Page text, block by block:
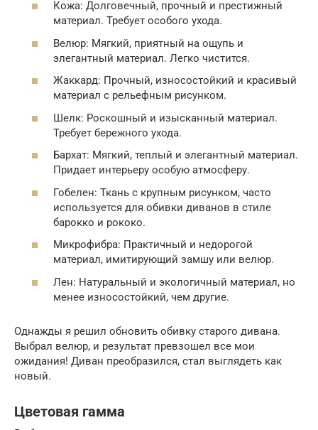
Кожа: Долговечный, прочный и престижный
материал. Требует особого ухода.
Велюр: Мягкий, приятный на ощупь и
элегантный материал. Легко чистится.
Жаккард: Прочный, износостойкий и красивый
материал с рельефным рисунком.
Шелк: Роскошный и изысканный материал.
Требует бережного ухода.
Бархат: Мягкий, теплый и элегантный материал.
Придает интерьеру особую атмосферу.
Гобелен: Ткань с крупным рисунком, часто
используется для обивки диванов в стиле
барокко и рококо.
Микрофибра: Практичный и недорогой
материал, имитирующий замшу или велюр.
Лен: Натуральный и экологичный материал, но
менее износостойкий, чем другие.
Однажды я решил обновить обивку старого дивана.
Выбрал велюр, и результат превзошел все мои
ожидания! Диван преобразился, стал выглядеть как
новый.
Цветовая гамма